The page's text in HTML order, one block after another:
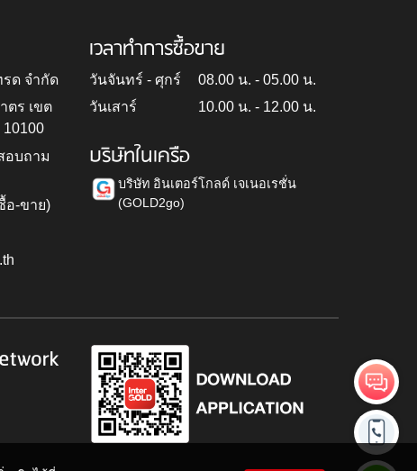
ด จำกัด
ตร เขต
อบถาม
อ-ขาย)
เวลาทำการซื้อขาย
วันจันทร์ - ศุกร์
08.00 น. - 05.00 น.
วันเสาร์
10.00 น. - 12.00 น.
บริษัทในเครือ
บริษัท อินเตอร์โกลด์ เจเนอเรชั่น
(GOLD2go)